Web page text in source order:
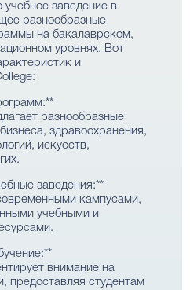
учебное заведение в
разнообразные
на бакалаврском,
уровнях. Вот
и
разнообразные
здравоохранения,
искусств,
заведения:**
кампусами,
учебными и
внимание на
предоставляя студентам